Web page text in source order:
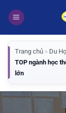
qua
dung
Trang chủ » Du
TOP ngành học
lớn